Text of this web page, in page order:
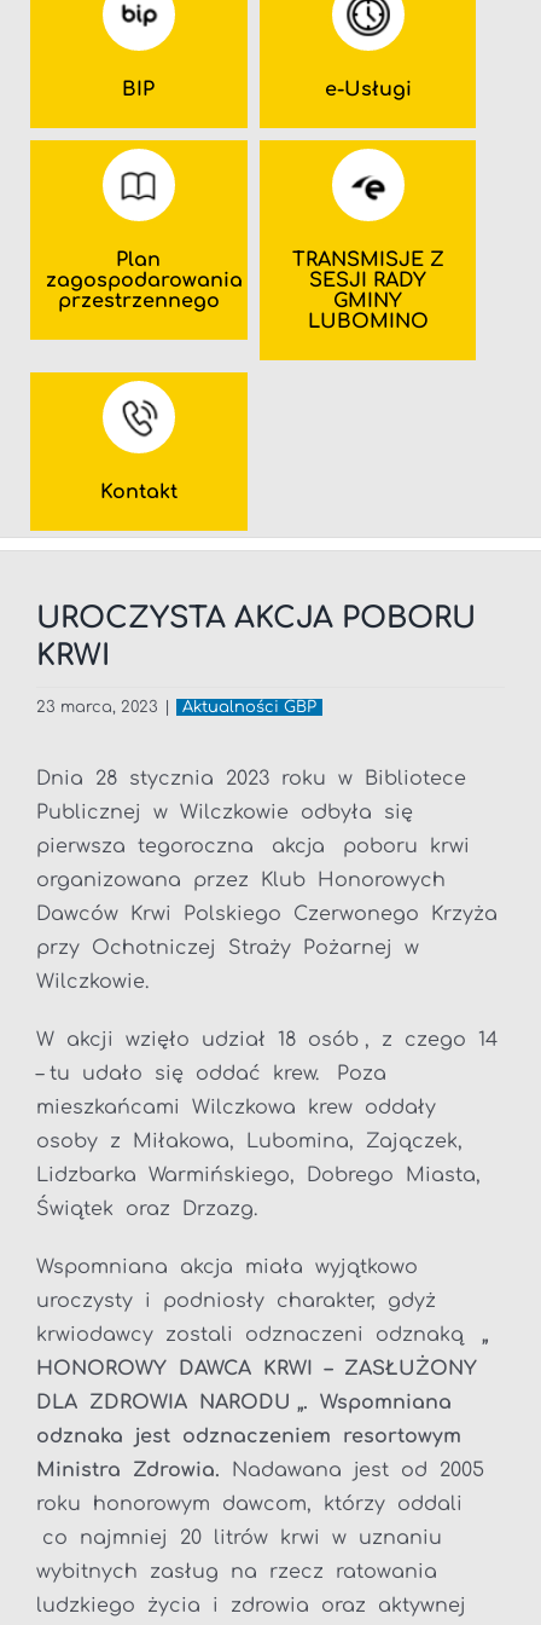
BIP e-Usługi
Plan
zagospodarowania
przestrzennego
TRANSMISJE Z
SESJI RADY
GMINY
LUBOMINO
Kontakt
UROCZYSTA AKCJA POBORU
KRWI
23 marca, 2023 Aktualności GBP
Dnia 28 stycznia 2023 roku w Bibliotece
Publicznej w Wilczkowie odbyła się
pierwsza tegoroczna akcja poboru krwi
organizowana przez Klub Honorowych
Dawców Krwi Polskiego Czerwonego Krzyża
przy Ochotniczej Straży Pożarnej w
Wilczkowie.
W akcji wzięło udział 18 osób , z czego 14
– tu udało się oddać krew. Poza
mieszkańcami Wilczkowa krew oddały
osoby z Miłakowa, Lubomina, Zajączek,
Lidzbarka Warmińskiego, Dobrego Miasta,
Świątek oraz Drzazg.
Wspomniana akcja miała wyjątkowo
uroczysty i podniosły charakter, gdyż
krwiodawcy
zostali odznaczeni odznaką „
HONOROWY DAWCA KRWI – ZASŁUŻONY
DLA ZDROWIA NARODU „. Wspomniana
odznaka jest odznaczeniem resortowym
Ministra Zdrowia.
Nadawana jest od 2005
roku honorowym dawcom, którzy oddali
co najmniej 20 litrów krwi w uznaniu
wybitnych zasług na rzecz ratowania
ludzkiego życia i zdrowia oraz aktywnej